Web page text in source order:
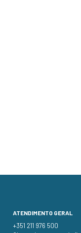
ATENDIMENTO GERAL
+351 211 976 500